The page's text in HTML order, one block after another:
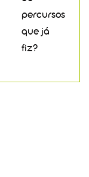
percursos
que já
fiz?